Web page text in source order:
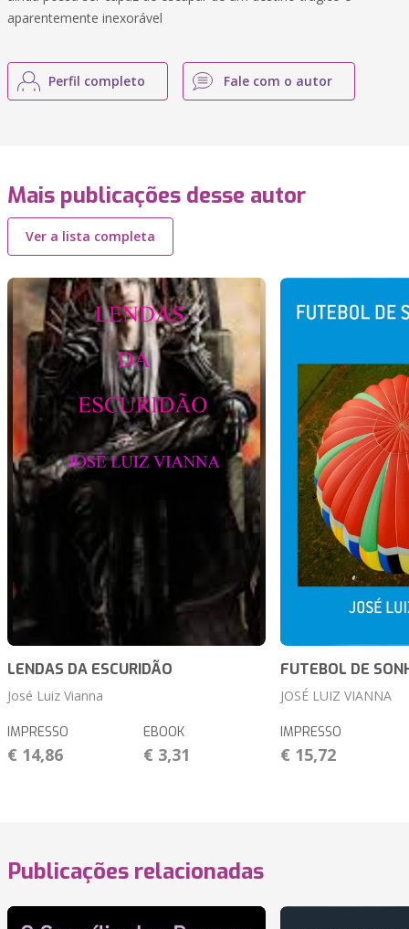
aparentemente inexorável
Perfil completo Fale com o autor
Mais publicações desse autor
Ver a lista completa
LENDAS DA ESCURIDÃO
José Luiz Vianna
IMPRESSO
€ 14,86
EBOOK
€ 3,31
FUTEBOL DE
JOSÉ LUIZ VIANNA
IMPRESSO
€ 15,72
Publicações relacionadas